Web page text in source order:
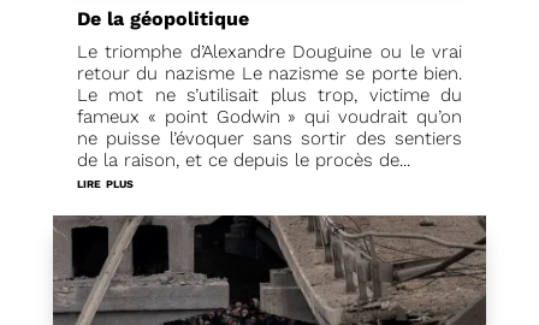
De la géopolitique
Le triomphe d’Alexandre Douguine ou le vrai
retour du nazisme Le nazisme se porte bien.
Le mot ne s’utilisait plus trop, victime du
fameux « point Godwin » qui voudrait qu’on
ne puisse l’évoquer sans sortir des sentiers
de la raison, et ce depuis le procès de...
lire plus